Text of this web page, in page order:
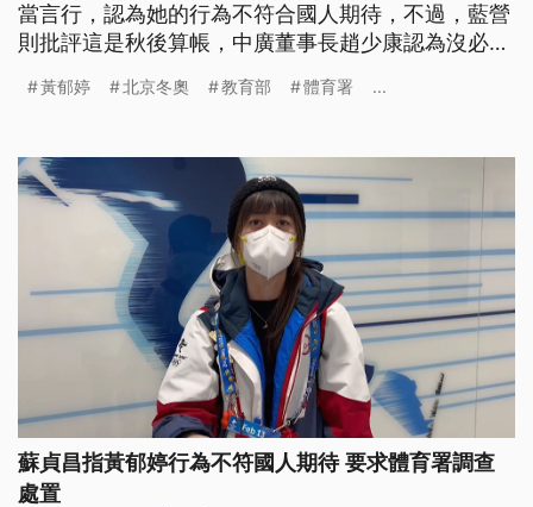
當言行，認為她的行為不符合國人期待，不過，藍營
則批評這是秋後算帳，中廣董事長趙少康認為沒必要
行不當，會在2週內決議處分
黃郁婷 北京冬奧 教育部 體育署 ...
蘇貞昌指黃郁婷行為不符國人期待 要求體育署調查
處置